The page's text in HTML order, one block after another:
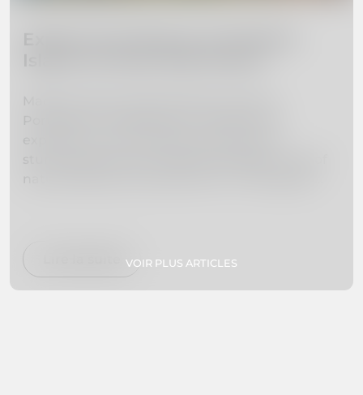
swimming, exploring botanical gardens, or
simply relaxing on secluded beaches, we've got
you covered. So pack your bags and get ready
VOIR PLUS ARTICLES